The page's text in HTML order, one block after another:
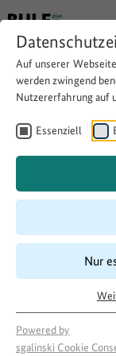
Auf unserer
werden zwingend
Nutzererfahrung auf
Essenziell
Nur
Powered by
sgalinski Cookie
Website
Laufzeit
12/
LandKULTUR
Projektakteur
Denkwege e.V.